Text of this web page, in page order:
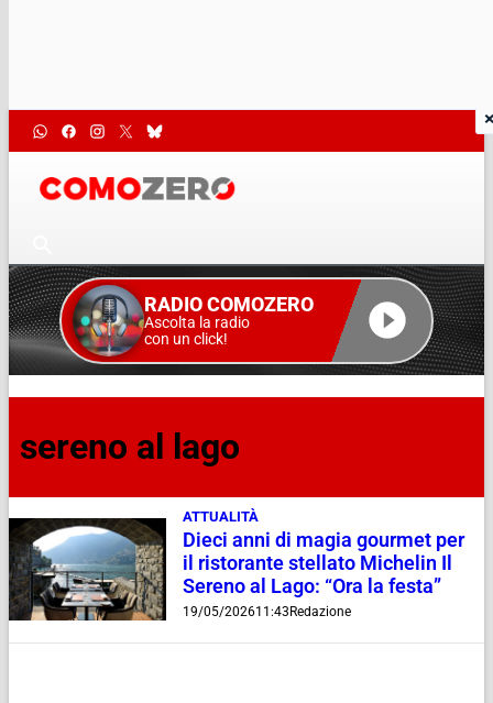
RADIO COMOZERO
Ascolta la radio
con un click!
sereno al lago
ATTUALITÀ
Dieci anni di magia gourmet per
il ristorante stellato Michelin Il
Sereno al Lago: “Ora la festa”
19/05/202611:43Redazione